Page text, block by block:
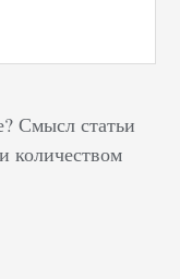
Смысл статьи
количеством